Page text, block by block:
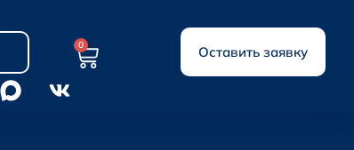
0 Оставить заявку